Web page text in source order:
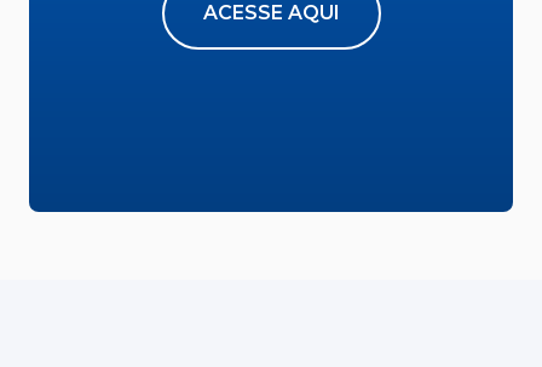
ACESSE AQUI